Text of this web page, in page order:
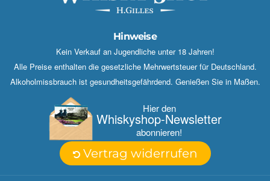
Hinweise
Kein Verkauf an Jugendliche unter 18 Jahren!
Alle Preise enthalten die gesetzliche Mehrwertsteuer für Deutschland.
Alkoholmissbrauch ist gesundheitsgefährdend. Genießen Sie in Maßen.
Hier den
Whisky­shop-Newsletter
abonnieren!
Vertrag widerrufen